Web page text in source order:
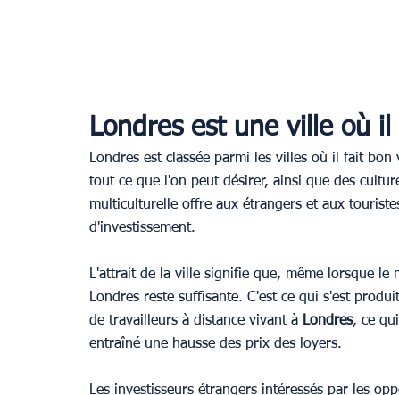
Londres est une ville où
Londres est classée parmi les villes où il fait
tout ce que l'on peut désirer, ainsi que des
multiculturelle offre aux étrangers et aux
d'investissement.
L'attrait de la ville signifie que, même lorsque le
Londres reste suffisante. C'est ce qui s'est
de travailleurs à distance vivant à Londres, ce
entraîné une hausse des prix des loyers.
Les investisseurs étrangers intéressés par les